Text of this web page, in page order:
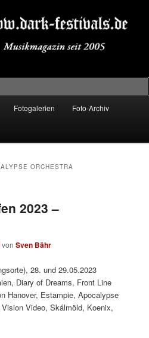
Fotogalerien Foto-Archiv
ORCHESTRA
2023 –
vonSven Bähr
28. und 29.05.2023
Diary of Dreams, Front Line
Hanover, Estampie, Apocalypse
Video, Skálmöld, Koenix,